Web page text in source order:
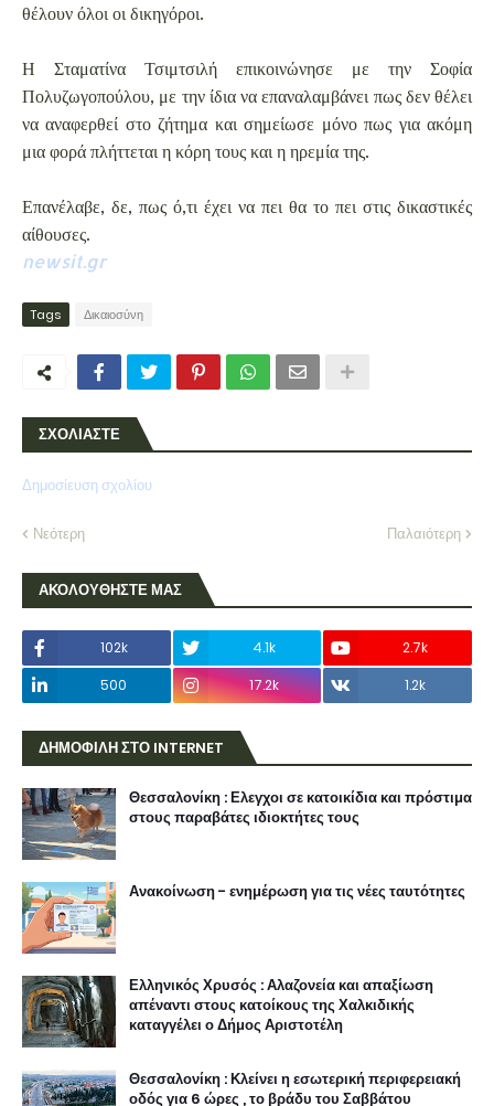
θέλουν όλοι οι δικηγόροι.
Η Σταματίνα Τσιμτσιλή επικοινώνησε με την Σοφία
Πολυζωγοπούλου, με την ίδια να επαναλαμβάνει πως δεν θέλει
να αναφερθεί στο ζήτημα και σημείωσε μόνο πως για ακόμη
μια φορά πλήττεται η κόρη τους και η ηρεμία της.
Επανέλαβε, δε, πως ό,τι έχει να πει θα το πει στις δικαστικές
αίθουσες.
newsit.gr
Tags Δικαιοσύνη
ΣΧΟΛΙΑΣΤΕ
Δημοσίευση σχολίου
Νεότερη Παλαιότερη
ΑΚΟΛΟΥΘΗΣΤΕ ΜΑΣ
102k 4.1k
2.7k
500
17.2k 1.2k
ΔΗΜΟΦΙΛΗ ΣΤΟ INTERNET
Θεσσαλονίκη : Ελεγχοι σε κατοικίδια και πρόστιμα
στους παραβάτες ιδιοκτήτες τους
Ανακοίνωση - ενημέρωση για τις νέες ταυτότητες
Ελληνικός Χρυσός : Αλαζονεία και απαξίωση
απέναντι στους κατοίκους της Χαλκιδικής
καταγγέλει ο Δήμος Αριστοτέλη
Θεσσαλονίκη : Κλείνει η εσωτερική περιφερειακή
οδός για 6 ώρες , το βράδυ του Σαββάτου